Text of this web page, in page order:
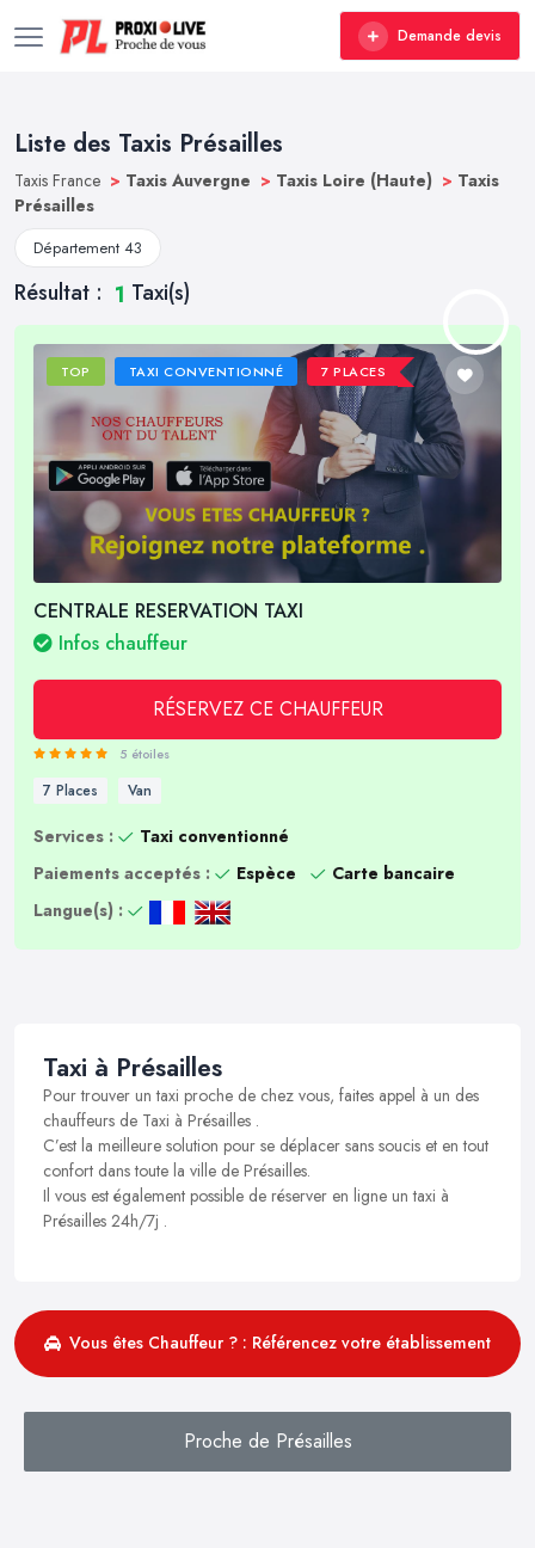
Demande devis
Liste des Taxis Présailles
Taxis France > Taxis Auvergne > Taxis Loire (Haute) > Taxis
Présailles
Département 43
Résultat : 1 Taxi(s)
TOP TAXI CONVENTIONNÉ 7 PLACES
CENTRALE RESERVATION TAXI
Infos chauffeur
RÉSERVEZ CE CHAUFFEUR
5 étoiles
7 Places Van
Services :
Taxi conventionné
Paiements acceptés :
Espèce
Carte bancaire
Langue(s) :
Taxi à Présailles
Pour trouver un taxi proche de chez vous, faites appel à un des
chauffeurs de Taxi à Présailles .
C’est la meilleure solution pour se déplacer sans soucis et en tout
confort dans toute la ville de Présailles.
Il vous est également possible de réserver en ligne un taxi à
Présailles 24h/7j .
Vous êtes Chauffeur ? : Référencez votre établissement
Proche de Présailles